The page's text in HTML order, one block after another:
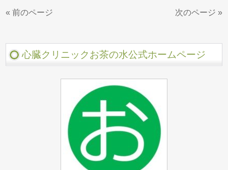
« 前のページ 次のページ »
心臓クリニックお茶の水公式ホームページ